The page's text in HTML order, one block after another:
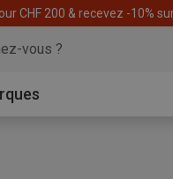
CHF 200 & recevez -10%